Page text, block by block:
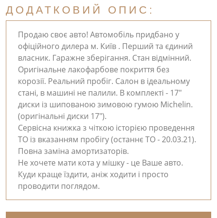
ДОДАТКОВИЙ ОПИС:
Продаю своє авто! Автомобіль придбано у
офіційного дилера м. Київ . Перший та єдиний
власник. Гаражне зберігання. Стан відмінний.
Оригінальне лакофарбове покриття без
корозії. Реальний пробіг. Салон в ідеальному
стані, в машині не палили. В комплекті - 17"
диски із шипованою зимовою гумою Michelin.
(оригінальні диски 17").
Сервісна книжка з чіткою історією проведення
ТО із вказанням пробігу (останнє ТО - 20.03.21).
Повна заміна амортизаторів.
Не хочете мати кота у мішку - це Ваше авто.
Куди краще їздити, аніж ходити і просто
проводити поглядом.